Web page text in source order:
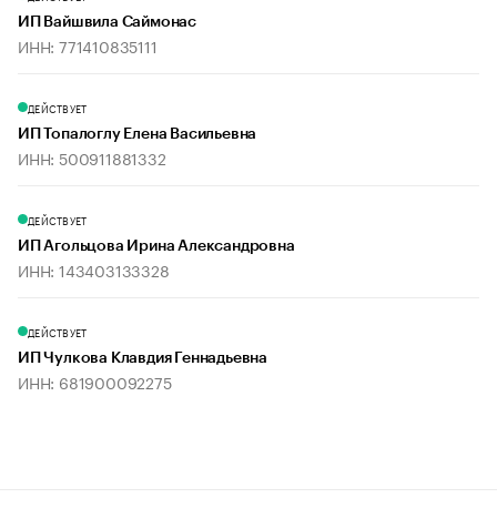
ИП Вайшвила Саймонас
ИНН: 771410835111
ДЕЙСТВУЕТ
ИП Топалоглу Елена Васильевна
ИНН: 500911881332
ДЕЙСТВУЕТ
ИП Агольцова Ирина Александровна
ИНН: 143403133328
ДЕЙСТВУЕТ
ИП Чулкова Клавдия Геннадьевна
ИНН: 681900092275